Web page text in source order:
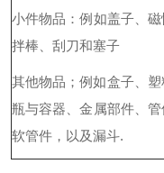
小件物品：例如盖子、磁
拌棒、刮刀和塞子
其他物品；例如盒子、塑
瓶与容器、金属部件、管
软管件，以及漏斗.